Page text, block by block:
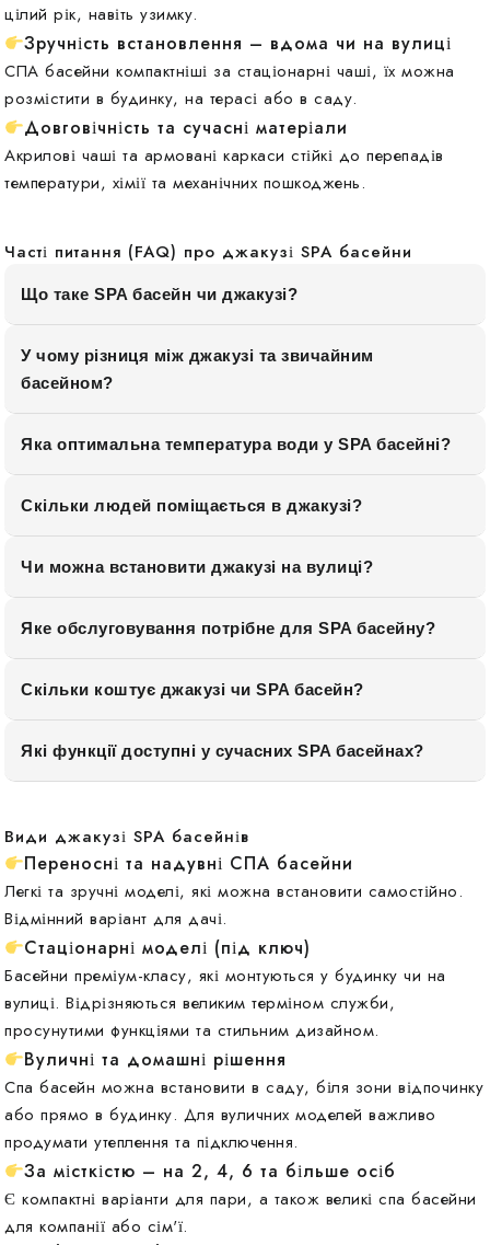
цілий рік, навіть узимку.
Зручність встановлення – вдома чи на вулиці
СПА басейни компактніші за стаціонарні чаші, їх можна
розмістити в будинку, на терасі або в саду.
Довговічність та сучасні матеріали
Акрилові чаші та армовані каркаси стійкі до перепадів
температури, хімії та механічних пошкоджень.
Часті питання (FAQ) про джакузі SPA басейни
Що таке SPA басейн чи джакузі?
У чому різниця між джакузі та звичайним
басейном?
Яка оптимальна температура води у SPA басейні?
Скільки людей поміщається в джакузі?
Чи можна встановити джакузі на вулиці?
Яке обслуговування потрібне для SPA басейну?
Скільки коштує джакузі чи SPA басейн?
Які функції доступні у сучасних SPA басейнах?
Види джакузі SPA басейнів
Переносні та надувні СПА басейни
Легкі та зручні моделі, які можна встановити самостійно.
Відмінний варіант для дачі.
Стаціонарні моделі (під ключ)
Басейни преміум-класу, які монтуються у будинку чи на
вулиці. Відрізняються великим терміном служби,
просунутими функціями та стильним дизайном.
Вуличні та домашні рішення
Спа басейн можна встановити в саду, біля зони відпочинку
або прямо в будинку. Для вуличних моделей важливо
продумати утеплення та підключення.
За місткістю – на 2, 4, 6 та більше осіб
Є компактні варіанти для пари, а також великі спа басейни
для компанії або сім'ї.